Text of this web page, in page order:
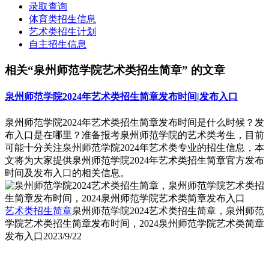
录取查询
体育类招生信息
艺术类招生计划
自主招生信息
相关“泉州师范学院艺术类招生简章” 的文章
泉州师范学院2024年艺术类招生简章发布时间|发布入口
泉州师范学院2024年艺术类招生简章发布时间是什么时候？发
布入口是在哪里？准备报考泉州师范学院的艺术类考生，目前
可能十分关注泉州师范学院2024年艺术类专业的招生信息，本
文将为大家提供泉州师范学院2024年艺术类招生简章官方发布
时间及发布入口的相关信息。
艺术类招生简章泉州师范学院2024艺术类招生简章，泉州师范
学院艺术类招生简章发布时间，2024泉州师范学院艺术类简章
发布入口2023/9/22